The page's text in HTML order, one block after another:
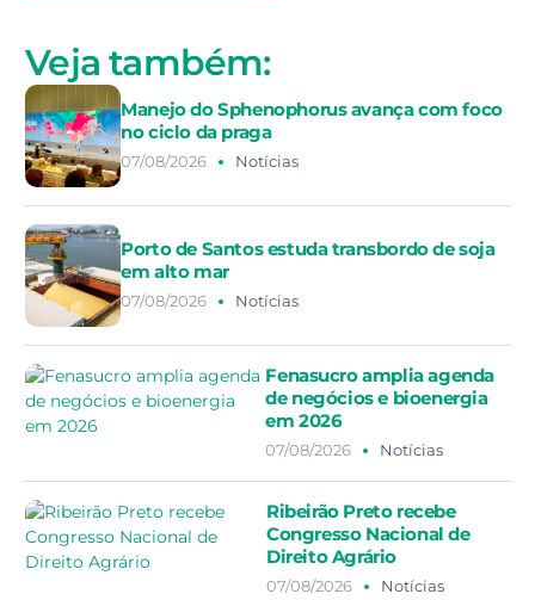
Veja também:
Manejo do Sphenophorus avança com foco
no ciclo da praga
07/08/2026 Notícias
Porto de Santos estuda transbordo de soja
em alto mar
07/08/2026 Notícias
Fenasucro amplia agenda
de negócios e bioenergia
em 2026
07/08/2026 Notícias
Ribeirão Preto recebe
Congresso Nacional de
Direito Agrário
07/08/2026 Notícias